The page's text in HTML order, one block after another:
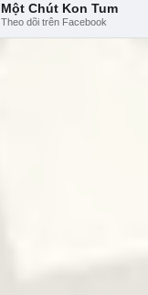
Một Chút Kon Tum
Theo dõi trên Facebook